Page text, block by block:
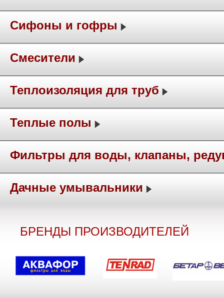
Сифоны и гофры
Смесители
Теплоизоляция для труб
Теплые полы
Фильтры для воды, клапаны,
Дачные умывальники
БРЕНДЫ ПРОИЗВОДИТЕЛЕЙ